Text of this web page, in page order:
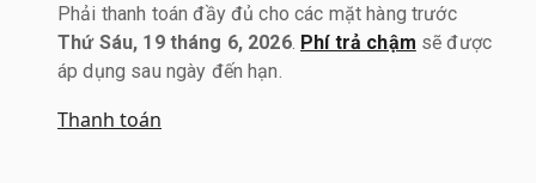
Phải thanh toán đầy đủ cho các mặt hàng trước
Thứ Sáu, 19 tháng 6, 2026. Phí trả chậm sẽ được
áp dụng sau ngày đến hạn.
Thanh toán